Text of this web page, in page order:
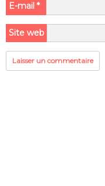
E-mail *
Site web